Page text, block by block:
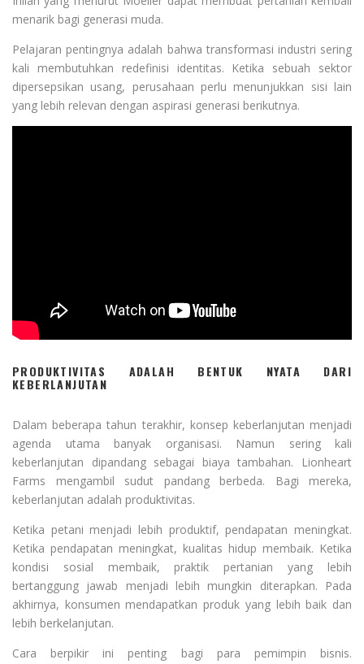
menarik bagi generasi muda.
Pelajaran pentingnya adalah bahwa transformasi industri sering
kali membutuhkan redefinisi identitas. Ketika sebuah sektor
dipersepsikan usang, perusahaan perlu menunjukkan sisi lain
yang lebih relevan dengan aspirasi generasi berikutnya.
PRODUKTIVITAS ADALAH BENTUK NYATA DARI
KEBERLANJUTAN
Dalam beberapa tahun terakhir, konsep keberlanjutan menjadi
agenda utama banyak organisasi. Namun sering kali
keberlanjutan dipandang sebagai biaya tambahan. Lionheart
Farms mengambil sudut pandang berbeda. Bagi mereka,
keberlanjutan adalah produktivitas.
Ketika petani menjadi lebih produktif, pendapatan meningkat.
Ketika pendapatan meningkat, kualitas hidup membaik. Ketika
kondisi sosial membaik, praktik pertanian yang lebih
bertanggung jawab menjadi lebih mungkin diterapkan. Pada
akhirnya, konsumen mendapatkan produk yang lebih baik dan
lebih berkelanjutan.
Cara berpikir ini penting bagi para pemimpin bisnis.